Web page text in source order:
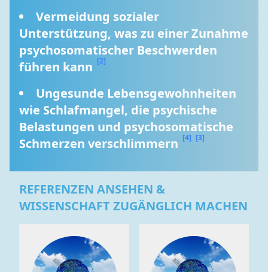
Vermeidung sozialer
Unterstützung, was zu einer Zunahme
psychosomatischer Beschwerden
führen kann [2]
Ungesunde Lebensgewohnheiten
wie Schlafmangel, die psychische
Belastungen und psychosomatische
Schmerzen verschlimmern [4] [3]
REFERENZEN ANSEHEN &
WISSENSCHAFT ZUGÄNGLICH MACHEN